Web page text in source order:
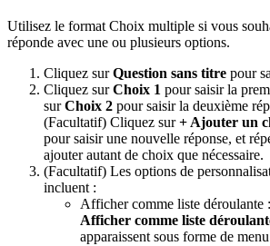
Utilisez le format Choix multiple si vous
réponde avec une ou plusieurs options.
Cliquez surQuestion sans titre pour
Cliquez surChoix 1 pour saisir la
surChoix 2 pour saisir la deuxième
(Facultatif) Cliquez sur+ Ajouter un
pour saisir une nouvelle réponse, et
ajouter autant de choix que nécessaire.
(Facultatif) Les options de
incluent :
Afficher comme liste déroulante
Afficher comme liste
apparaissent sous forme de